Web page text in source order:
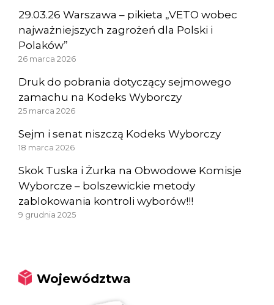
29.03.26 Warszawa – pikieta „VETO wobec
najważniejszych zagrożeń dla Polski i
Polaków”
26 marca 2026
Druk do pobrania dotyczący sejmowego
zamachu na Kodeks Wyborczy
25 marca 2026
Sejm i senat niszczą Kodeks Wyborczy
18 marca 2026
Skok Tuska i Żurka na Obwodowe Komisje
Wyborcze – bolszewickie metody
zablokowania kontroli wyborów!!!
9 grudnia 2025
Województwa